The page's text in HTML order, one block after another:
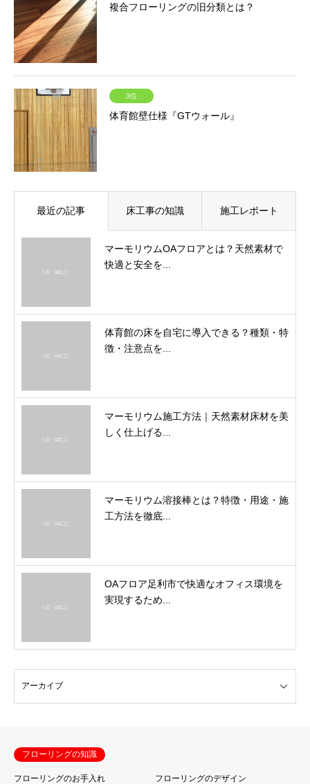
複合フローリングの旧分類とは？
3位
体育館壁仕様『GTウォール』
最近の記事 床工事の知識 施工レポート
マーモリウムOAフロアとは？天然素材で
快適と安全を...
体育館の床を自宅に導入できる？種類・特
徴・注意点を...
マーモリウム施工方法｜天然素材床材を美
しく仕上げる...
マーモリウム溶接棒とは？特徴・用途・施
工方法を徹底...
OAフロア足利市で快適なオフィス環境を
実現するため...
フローリングの知識
フローリングのお手入れ
フローリングのデザイン